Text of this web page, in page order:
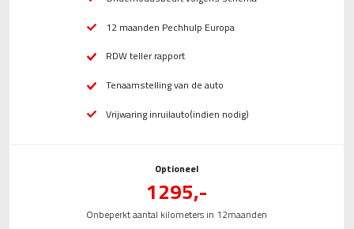
12 maanden Pechhulp Europa
RDW teller rapport
Tenaamstelling van de auto
Vrijwaring inruilauto(indien nodig)
Optioneel
1295,-
Onbeperkt aantal kilometers in 12maanden